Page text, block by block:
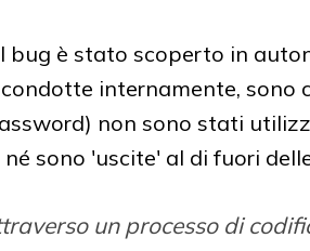
bug è stato scoperto in
internamente, sono
non sono stati
sono 'uscite' al di fuori
un processo di